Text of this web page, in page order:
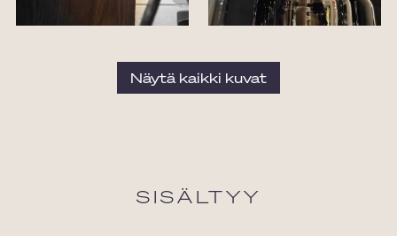
Näytä kaikki kuvat
SISÄLTYY